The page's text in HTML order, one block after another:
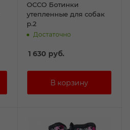
ОССО Ботинки
утепленные для собак
р.2
Достаточно
1 630 руб.